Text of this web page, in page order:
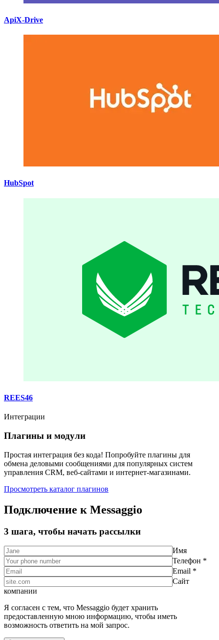
ApiX-Drive
HubSpot
REES46
Интеграции
Плагины и модули
Простая интеграция без кода! Попробуйте плагины для
обмена деловыми сообщениями для популярных систем
управления CRM, веб-сайтами и интернет-магазинами.
Просмотреть каталог плагинов
Подключение к Messaggio
3 шага, чтобы начать рассылки
Имя
Телефон *
Email *
Сайт
компании
Я согласен с тем, что Messaggio будет хранить
предоставленную мною информацию, чтобы иметь
возможность ответить на мой запрос.